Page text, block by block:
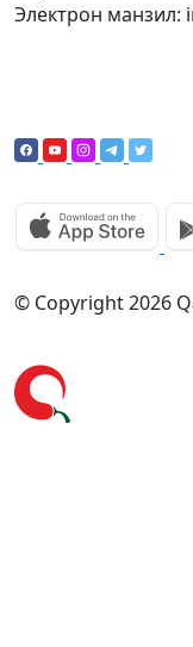
Электрон манзил:
© Copyright 2026